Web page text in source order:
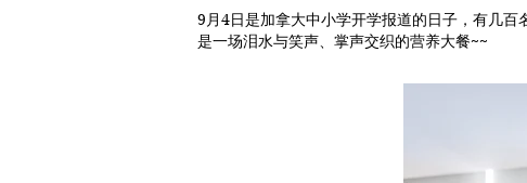
9月4日是加拿大中小学开学报道的日子，有几
是一场泪水与笑声、掌声交织的营养大餐~~